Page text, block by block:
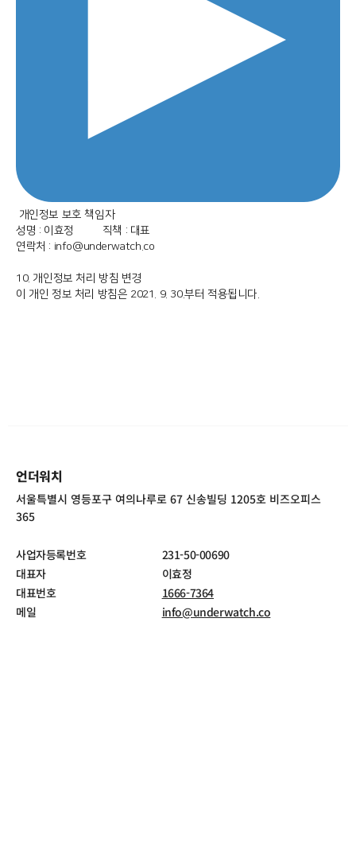
개인정보 보호 책임자
성명 : 이효정 직책 : 대표
연락처 : info@underwatch.co
10. 개인정보 처리 방침 변경
이 개인 정보 처리 방침은 2021. 9. 30.부터 적용됩니다.
언더워치
서울특별시 영등포구 여의나루로 67 신송빌딩 1205호 비즈오피스
365
사업자등록번호
대표자
대표번호
메일
231-50-00690
이효정
1666-7364
info@underwatch.co